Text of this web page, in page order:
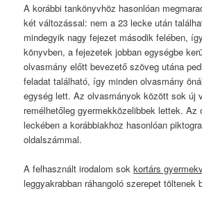
A korábbi tankönyvhöz hasonlóan
két változással: nem a 23 lecke után
mindegyik nagy fejezet második felében,
könyvben, a fejezetek jobban egységbe
olvasmány előtt bevezető szöveg utána
feladat található, így minden olvasmány
egység lett. Az olvasmányok között sok új
remélhetőleg gyermekközelibbek lettek. Az
leckében a korábbiakhoz hasonlóan
oldalszámmal.
A felhasznált irodalom sokkortárs
leggyakrabban ráhangoló szerepet töltenek